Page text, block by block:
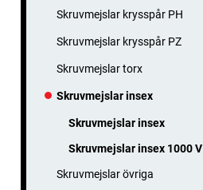
Skruvmejslar krysspår PH
Skruvmejslar krysspår PZ
Skruvmejslar torx
Skruvmejslar insex
Skruvmejslar insex
Skruvmejslar insex 1000 V
Skruvmejslar övriga